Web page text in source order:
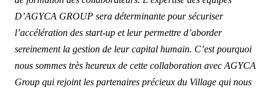
D’AGYCA GROUP sera déterminante pour sécuriser
l’accélération des start-up et leur permettre d’aborder
sereinement la gestion de leur capital humain. C’est pourquoi
nous sommes très heureux de cette collaboration avec AGYCA
Group qui rejoint les partenaires précieux du Village qui nous